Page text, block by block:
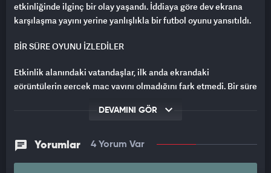
etkinliğinde ilginç bir olay yaşandı. İddiaya göre dev ekrana
karşılaşma yayını yerine yanlışlıkla bir futbol oyunu yansıtıldı.
BİR SÜRE OYUNU İZLEDİLER
Etkinlik alanındaki vatandaşlar, ilk anda ekrandaki
görüntülerin gerçek maç yayını olmadığını fark etmedi. Bir süre
şüphelenince durum ortaya çıktı.
TEPKİ GÖSTERDİLER
Yanlış yayının fark edilmesinin ardından etkinlik alanında
DEVAMINI GÖR
Yorumlar 4 Yorum Var